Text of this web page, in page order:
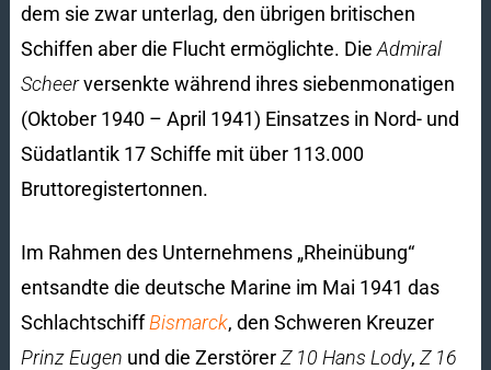
dem sie zwar unterlag, den übrigen britischen
Schiffen aber die Flucht ermöglichte. Die Admiral
Scheerversenkte während ihres siebenmonatigen
(Oktober 1940 – April 1941) Einsatzes in Nord- und
Südatlantik 17 Schiffe mit über 113.000
Bruttoregistertonnen.
Im Rahmen des Unternehmens „Rheinübung“
entsandte die deutsche Marine im Mai 1941 das
SchlachtschiffBismarck, den Schweren Kreuzer
Prinz Eugen und die ZerstörerZ 10 Hans Lody, Z 16